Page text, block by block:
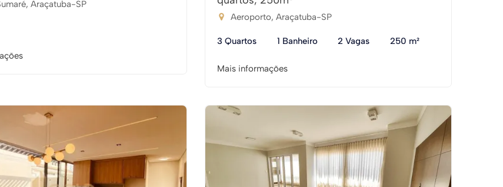
Araçatuba-SP
Aeroporto, Araçatuba-SP
3 Quartos 1 Banheiro 2 Vagas 250 m²
Mais informações